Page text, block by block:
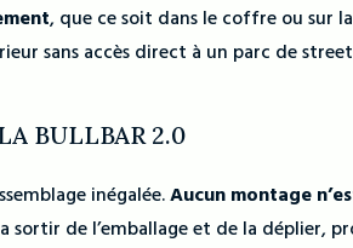
, que ce soit dans le coffre ou sur
sans accès direct à un parc de
BULLBAR 2.0
inégalée.Aucun montage
sortir de l’emballage et de la déplier,